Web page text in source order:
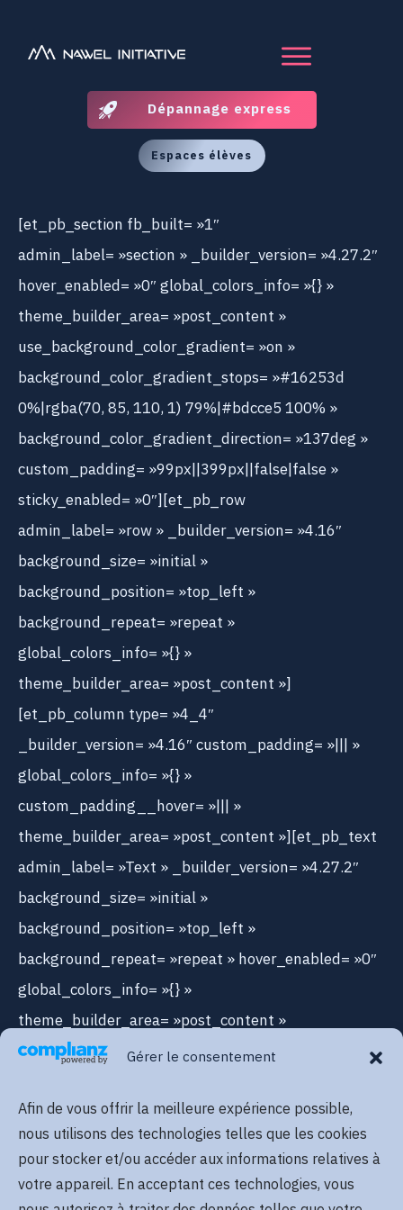
Gérer le consentement
Afin de vous offrir la meilleure expérience possible,
nous utilisons des technologies telles que les cookies
pour stocker et/ou accéder aux informations relatives à
votre appareil. En acceptant ces technologies, vous
Dépannage express
Espaces élèves
[et_pb_section fb_built= »1″
admin_label= »section » _builder_version= »4.27.2″
hover_enabled= »0″ global_colors_info= »{} »
theme_builder_area= »post_content »
use_background_color_gradient= »on »
background_color_gradient_stops= »#16253d
0%|rgba(70, 85, 110, 1) 79%|#bdcce5 100% »
background_color_gradient_direction= »137deg »
custom_padding= »99px||399px||false|false »
sticky_enabled= »0″][et_pb_row
admin_label= »row » _builder_version= »4.16″
background_size= »initial »
background_position= »top_left »
background_repeat= »repeat »
global_colors_info= »{} »
theme_builder_area= »post_content »]
[et_pb_column type= »4_4″
_builder_version= »4.16″ custom_padding= »||| »
global_colors_info= »{} »
custom_padding__hover= »||| »
theme_builder_area= »post_content »][et_pb_text
admin_label= »Text » _builder_version= »4.27.2″
background_size= »initial »
background_position= »top_left »
background_repeat= »repeat » hover_enabled= »0″
global_colors_info= »{} »
theme_builder_area= »post_content »
text_text_color= »#CEE0F9″ sticky_enabled= »0″]
E-mail (facultatif)